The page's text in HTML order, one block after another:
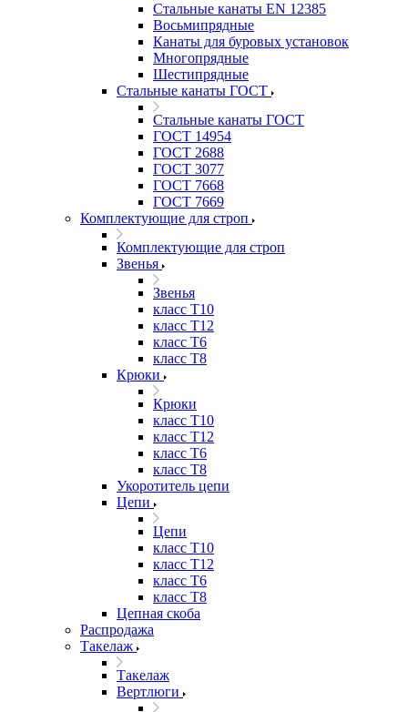
Стальные канаты EN 12385
Восьмипрядные
Канаты для буровых установок
Многопрядные
Шестипрядные
Стальные канаты ГОСТ
Стальные канаты ГОСТ
ГОСТ 14954
ГОСТ 2688
ГОСТ 3077
ГОСТ 7668
ГОСТ 7669
Комплектующие для строп
Комплектующие для строп
Звенья
Звенья
класс Т10
класс Т12
класс Т6
класс Т8
Крюки
Крюки
класс Т10
класс Т12
класс Т6
класс Т8
Укоротитель цепи
Цепи
Цепи
класс Т10
класс Т12
класс Т6
класс Т8
Цепная скоба
Распродажа
Такелаж
Такелаж
Вертлюги